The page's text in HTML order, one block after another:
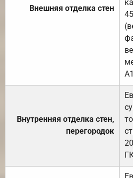
Внешняя отделка стен
Внутренняя отделка стен,
перегородок